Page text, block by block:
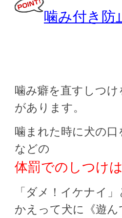
噛み付き防
噛み癖を直すしつ
があります。
噛まれた時に犬の
などの
体罰でのしつけ
「ダメ！イケナイ
かえって犬に《遊